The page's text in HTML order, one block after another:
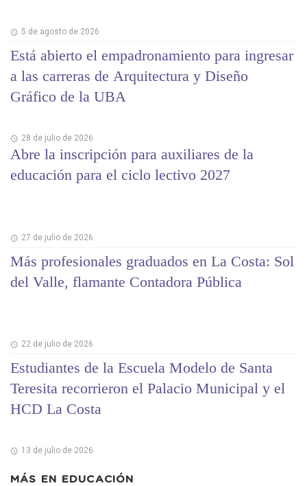
5 de agosto de 2026
Está abierto el empadronamiento para ingresar
a las carreras de Arquitectura y Diseño
Gráfico de la UBA
28 de julio de 2026
Abre la inscripción para auxiliares de la
educación para el ciclo lectivo 2027
27 de julio de 2026
Más profesionales graduados en La Costa: Sol
del Valle, flamante Contadora Pública
22 de julio de 2026
Estudiantes de la Escuela Modelo de Santa
Teresita recorrieron el Palacio Municipal y el
HCD La Costa
13 de julio de 2026
MÁS EN EDUCACIÓN